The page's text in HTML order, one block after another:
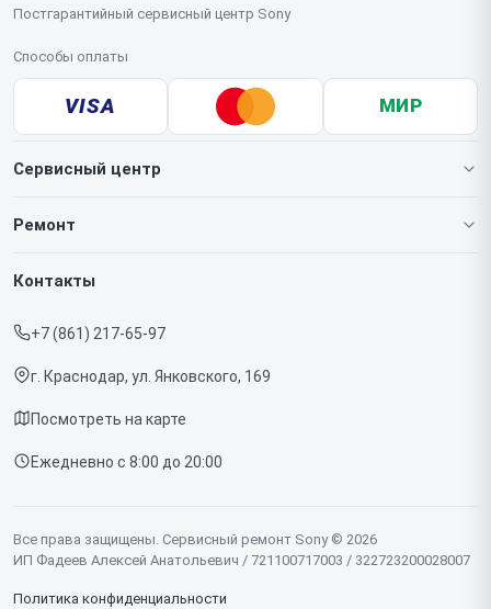
Постгарантийный сервисный центр Sony
Способы оплаты
VISA МИР
Сервисный центр
О нашем сервисе
Срочный ремонт
Доставка и способы оплаты
Диагностика
Контакты
Ремонт
Игровых приставок
Саундбаров
Контакты
+7 (861) 217-65-97
г. Краснодар, ул. Янковского, 169
Посмотреть на карте
Ежедневно с 8:00 до 20:00
Все права защищены. Сервисный ремонт Sony © 2026
ИП Фадеев Алексей Анатольевич / 721100717003 / 322723200028007
Политика конфиденциальности